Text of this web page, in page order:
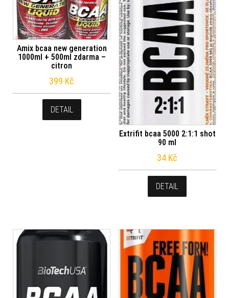
Amix bcaa new generation
1000ml + 500ml zdarma –
citron
399 Kč
DETAIL
Extrifit bcaa 5000 2:1:1 shot
90 ml
34 Kč
DETAIL